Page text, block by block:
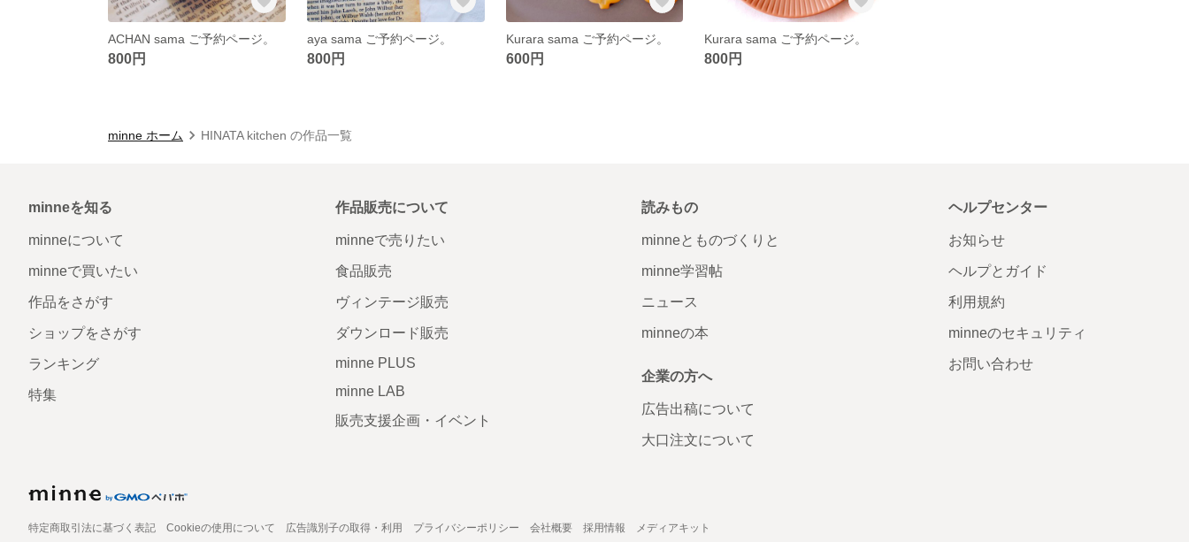
ACHAN sama ご予約ページ。
800円
aya sama ご予約ページ。
800円
Kurara sama ご予約ページ。
600円
Kurara sama ご予約ページ。
800円
minne ホーム HINATA kitchen の作品一覧
minneを知る
minneについて
minneで買いたい
作品をさがす
ショップをさがす
ランキング
特集
作品販売について
minneで売りたい
食品販売
ヴィンテージ販売
ダウンロード販売
minne PLUS
minne LAB
販売支援企画・イベント
読みもの
minneとものづくりと
minne学習帖
ニュース
minneの本
企業の方へ
広告出稿について
大口注文について
ヘルプセンター
お知らせ
ヘルプとガイド
利用規約
minneのセキュリティ
お問い合わせ
特定商取引法に基づく表記 Cookieの使用について 広告識別子の取得・利用 プライバシーポリシー 会社概要 採用情報 メディアキット